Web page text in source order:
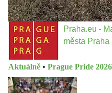
Praha.eu -
města Praha
Aktuálně • Prague Pride 2026